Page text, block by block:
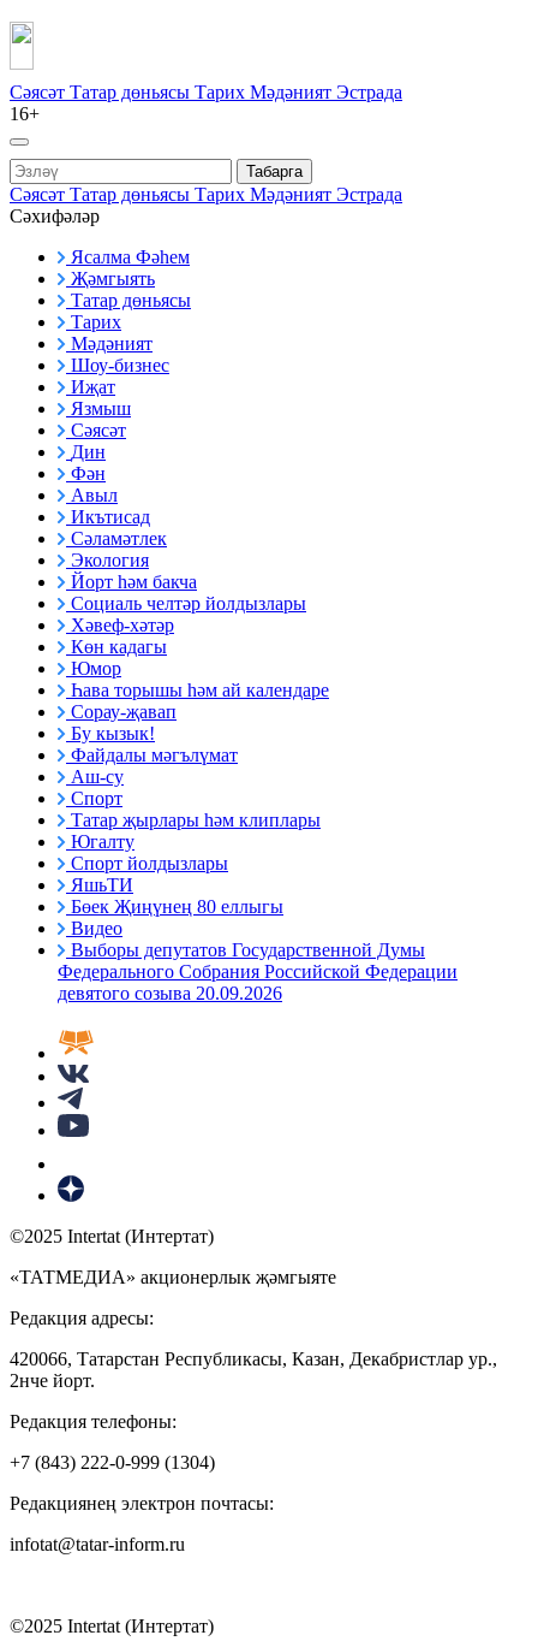
Сәясәт Татар дөньясы Тарих Мәдәният Эстрада
16+
Табарга
Сәясәт Татар дөньясы Тарих Мәдәният Эстрада
Сәхифәләр
Ясалма Фәһем
Җәмгыять
Татар дөньясы
Тарих
Мәдәният
Шоу-бизнес
Иҗат
Язмыш
Сәясәт
Дин
Фән
Авыл
Икътисад
Сәламәтлек
Экология
Йорт һәм бакча
Социаль челтәр йолдызлары
Хәвеф-хәтәр
Көн кадагы
Юмор
Һава торышы һәм ай календаре
Сорау-җавап
Бу кызык!
Файдалы мәгълүмат
Аш-су
Спорт
Татар җырлары һәм клиплары
Югалту
Спорт йолдызлары
ЯшьТИ
Бөек Җиңүнең 80 еллыгы
Видео
Выборы депутатов Государственной Думы
Федерального Собрания Российской Федерации
девятого созыва 20.09.2026
©2025 Intertat (Интертат)
«ТАТМЕДИА» акционерлык җәмгыяте
Редакция адресы:
420066, Татарстан Республикасы, Казан, Декабристлар ур.,
2нче йорт.
Редакция телефоны:
+7 (843) 222-0-999 (1304)
Редакциянең электрон почтасы:
infotat@tatar-inform.ru
©2025 Intertat (Интертат)